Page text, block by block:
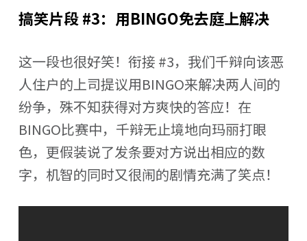
搞笑片段 #3：用BINGO免去庭上解决
这一段也很好笑！衔接 #3，我们千辩向该恶
人住户的上司提议用BINGO来解决两人间的
纷争，殊不知获得对方爽快的答应！在
BINGO比赛中，千辩无止境地向玛丽打眼
色，更假装说了发条要对方说出相应的数
字，机智的同时又很闹的剧情充满了笑点！